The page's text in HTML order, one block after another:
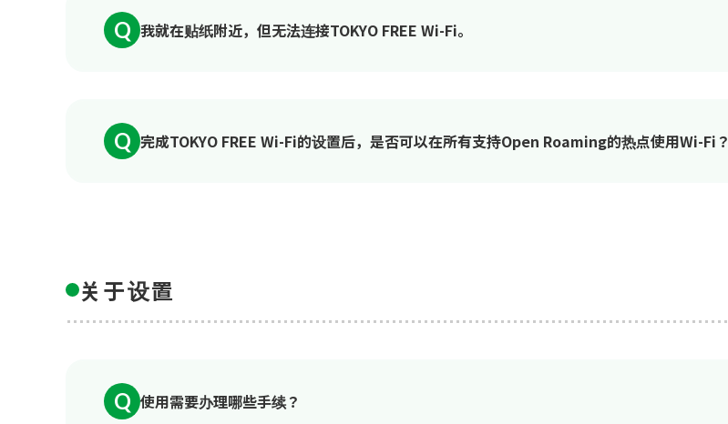
Q 我就在贴纸附近，但无法连接TOKYO FREE Wi-Fi。
Q 完成TOKYO FREE Wi-Fi的设置后，是否可以在所有支持Open Roaming的热点使用Wi-Fi？
关于设置
Q 使用需要办理哪些手续？